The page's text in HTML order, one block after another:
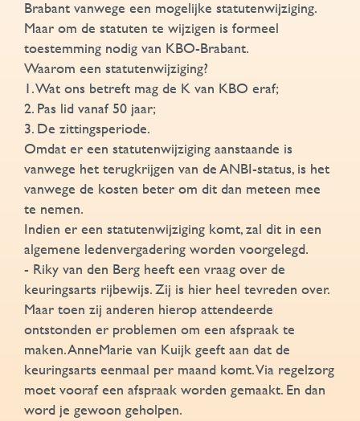
Brabant vanwege een mogelijke statutenwijziging.
Maar om de statuten te wijzigen is formeel
toestemming nodig van KBO-Brabant.
Waarom een statutenwijziging?
1. Wat ons betreft mag de K van KBO eraf;
2. Pas lid vanaf 50 jaar;
3. De zittingsperiode.
Omdat er een statutenwijziging aanstaande is
vanwege het terugkrijgen van de ANBI-status, is het
vanwege de kosten beter om dit dan meteen mee
te nemen.
Indien er een statutenwijziging komt, zal dit in een
algemene ledenvergadering worden voorgelegd.
- Riky van den Berg heeft een vraag over de
keuringsarts rijbewijs. Zij is hier heel tevreden over.
Maar toen zij anderen hierop attendeerde
ontstonden er problemen om een afspraak te
maken. AnneMarie van Kuijk geeft aan dat de
keuringsarts eenmaal per maand komt. Via regelzorg
moet vooraf een afspraak worden gemaakt. En dan
word je gewoon geholpen.